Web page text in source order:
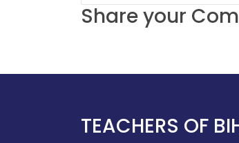
Share your
TEACHERS OF